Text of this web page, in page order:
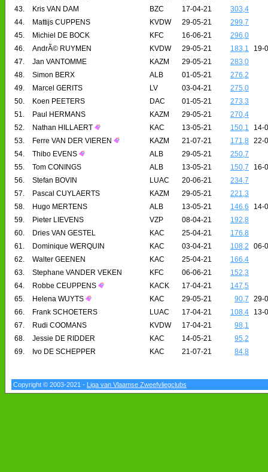
43.
Kris VAN DAM BZC 17-04-21
303,4
44.
Mattijs CUPPENS KVDW 29-05-21
299,7
45.
Michiel DE BOCK KFC 16-06-21
296,0
46.
AndrÃ© RUYMEN KVDW 29-05-21 183,1
19-
47.
Jan VANTOMME KAZM 29-05-21
283,0
48.
Simon BERX ALB 01-05-21
276,2
49.
Marcel GERITS LV 03-04-21
275,0
50.
Koen PEETERS DAC 01-05-21
273,3
51.
Paul HERMANS KAZM 29-05-21
270,4
52.
Nathan HILLAERT KAC 13-05-21 150,1
14-
53.
Ferre VAN DER VIEREN KAZM 21-07-21 171,8 22-
54.
Thibo EVENS ALB 29-05-21
250,7
55.
Tom CONINGS ALB 13-05-21 150,7
16-
56.
Stefan BOVIN LUAC 20-06-21
234,7
57.
Pascal CUYLAERTS KAZM 29-05-21
221,3
58.
Hugo MERTENS ALB 13-05-21 146,6
14-
59.
Pieter LIEVENS VZP 08-04-21
192,8
60.
Dries VAN GESTEL KAC 25-04-21
176,8
61.
Dominique WERQUIN KAC 03-04-21 108,2
06-
62.
Walter GEENEN KAC 25-04-21
166,4
63.
Stephane VANDER VEKEN KFC 06-06-21
152,3
64.
Robbe CEUPPENS KACK 17-04-21
147,5
65.
Helena WUYTS KAC 29-05-21 90,7
29-
66.
Frank SCHOETERS LUAC 17-04-21 108,4
13-
67.
Rudi COOMANS KVDW 17-04-21
98,1
68.
Jessie DE RIDDER KAC 14-05-21
95,2
69.
Ivo DE SCHEPPER KAC 21-07-21 84,8
Copyright © 2003-2021 - Liga van Vlaamse Zweefvliegclubs